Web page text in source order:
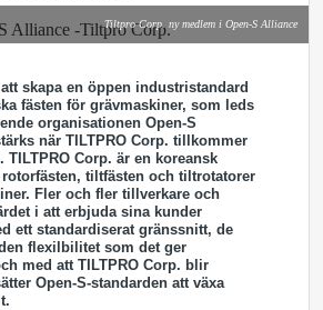
Tiltpro Corp. ny medlem i Open-S Alliance
skapa en öppen industristandard
fästen för grävmaskiner, som leds
organisationen Open-S
när TILTPRO Corp. tillkommer
TILTPRO Corp. är en koreansk
tiltfästen och tiltrotatorer
Fler och fler tillverkare och
i att erbjuda sina kunder
ett standardiserat gränssnitt, de
flexilbilitet som det ger
med att TILTPRO Corp. blir
Open-S-standarden att växa